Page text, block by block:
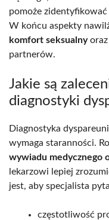
pomoże
W końcu aspekty
komfort seksualnyoraz
partnerów.
Jakie są
diagnostyki
Diagnostyka
wymaga staranności.
wywiadu medycznego
lekarzowi lepiej
jest, aby specjalista
częstotliwość